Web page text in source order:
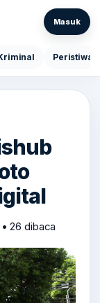
Peristiwa
Masuk
• 26 dibaca